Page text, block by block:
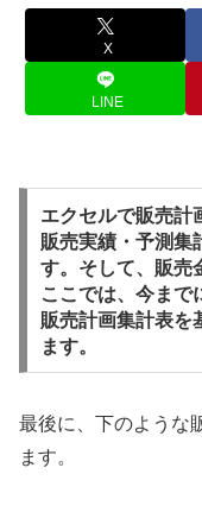
X
LINE
エクセルで販売計
販売実績・予測集
す。そして、販売
ここでは、今まで
販売計画集計表を
ます。
最後に、下のような
ます。